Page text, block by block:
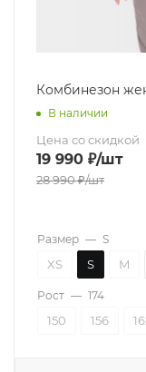
Комбинезон
В наличии
Цена со скидкой
19 990 ₽/шт
28 990₽/шт
Размер — S
XS S M
Рост — 174
150 156